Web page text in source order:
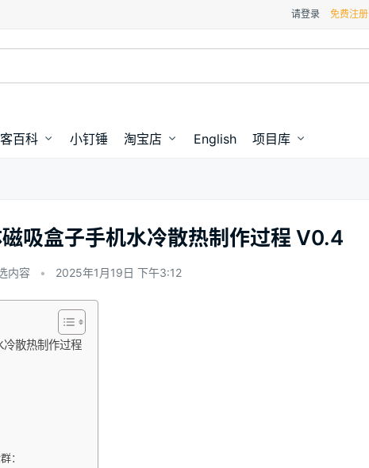
请登录 免费注册
百科 小钉锤 淘宝店 English 项目库
吸盒子手机水冷散热制作过程 V0.4
内容 • 2025年1月19日 下午3:12
冷散热制作过程
：